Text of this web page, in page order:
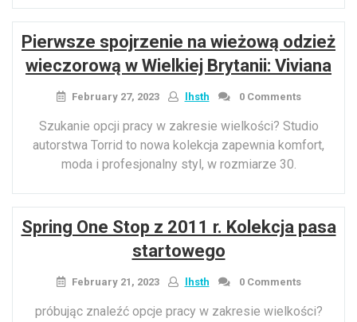
styl
stroju
piknikowego
na
tego
lata!”
Pierwsze spojrzenie na wieżową odzież
wieczorową w Wielkiej Brytanii: Viviana
February 27, 2023 lhsth 0 Comments
Szukanie opcji pracy w zakresie wielkości? Studio
autorstwa Torrid to nowa kolekcja zapewnia komfort,
moda i profesjonalny styl, w rozmiarze 30.
Spring One Stop z 2011 r. Kolekcja pasa
startowego
February 21, 2023 lhsth 0 Comments
próbując znaleźć opcje pracy w zakresie wielkości?